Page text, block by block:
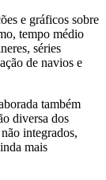
e gráficos sobre
tempo médio
séries
de navios e
também
diversa dos
integrados,
mais